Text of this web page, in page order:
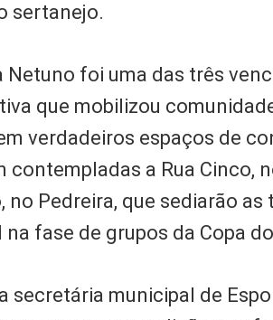
sertanejo.
Netuno foi uma das três
que mobilizou
verdadeiros espaços de
contempladas a Rua Cinco,
no Pedreira, que sediarão
na fase de grupos da Copa
secretária municipal de